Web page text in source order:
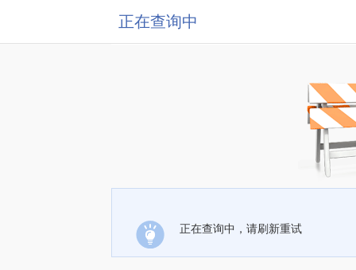
正在查询中
正在查询中，请刷新重试